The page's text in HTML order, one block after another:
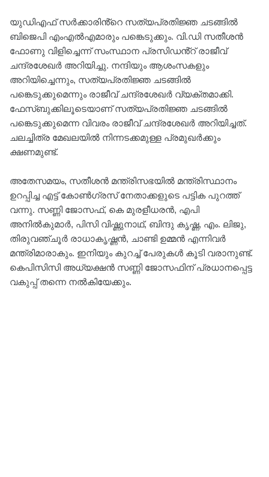
യുഡിഎഫ് സർക്കാരിൻ്റെ സത്യപ്രതിജ്ഞ ചടങ്ങിൽ
ബിജെപി എംഎൽഎമാരും പങ്കെടുക്കും. വി.ഡി സതീശന്‍
ഫോണു വിളിച്ചെന്ന് സംസ്ഥാന പ്രസിഡൻ്റ് രാജീവ്
ചന്ദ്രശേഖർ അറിയിച്ചു. നന്ദിയും ആശംസകളും
അറിയിച്ചെന്നും, സത്യപ്രതിജ്ഞ ചടങ്ങിൽ
പങ്കെടുക്കുമെന്നും രാജീവ് ചന്ദ്രശേഖർ വ്യക്തമാക്കി.
ഫേസ്ബുക്കിലൂടെയാണ് സത്യപ്രതിജ്ഞ ചടങ്ങിൽ
പങ്കെടുക്കുമെന്ന വിവരം രാജീവ് ചന്ദ്രശേഖർ അറിയിച്ചത്.
ചലച്ചിത്ര മേഖലയിൽ നിന്നടക്കമുള്ള പ്രമുഖര്‍ക്കും
ക്ഷണമുണ്ട്.
അതേസമയം, സതീശൻ മന്ത്രിസഭയിൽ മന്ത്രിസ്ഥാനം
ഉറപ്പിച്ച എട്ട് കോൺഗ്രസ് നേതാക്കളുടെ പട്ടിക പുറത്ത്
വന്നു. സണ്ണി ജോസഫ്, കെ മുരളീധരൻ, എപി
അനിൽകുമാർ, പിസി വിഷ്ണുനാഥ്, ബിന്ദു കൃഷ്ണ, എം. ലിജു,
തിരുവഞ്ചൂർ രാധാകൃഷ്ണൻ, ചാണ്ടി ഉമ്മൻ എന്നിവർ
മന്ത്രിമാരാകും. ഇനിയും കുറച്ച് പേരുകള്‍ കൂടി വരാനുണ്ട്.
കെപിസിസി അധ്യക്ഷൻ സണ്ണി ജോസഫിന് പ്രധാനപ്പെട്ട
വകുപ്പ് തന്നെ നൽകിയേക്കും.